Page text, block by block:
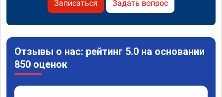
Записаться Задать вопрос
Отзывы о нас: рейтинг 5.0 на основании
850 оценок